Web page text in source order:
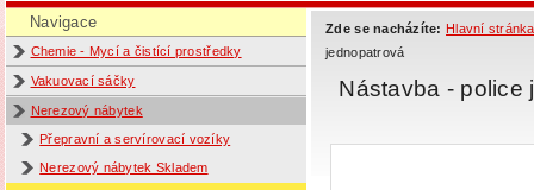
Navigace
Chemie - Mycí a čistící prostředky
Vakuovací sáčky
Nerezový nábytek
Přepravní a servírovací vozíky
Nerezový nábytek Skladem
Zde se nacházíte: Hlavní stránka
jednopatrová
Nástavba -